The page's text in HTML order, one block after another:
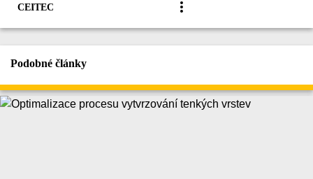
CEITEC
Podobné články